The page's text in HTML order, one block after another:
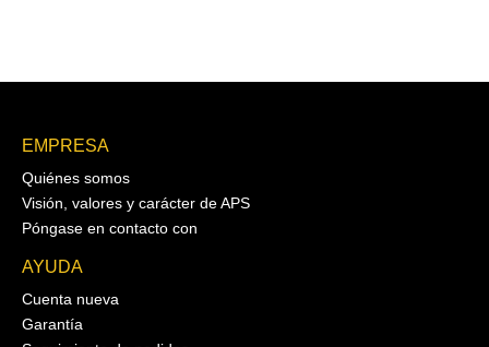
EMPRESA
Quiénes somos
Visión, valores y carácter de APS
Póngase en contacto con
AYUDA
Cuenta nueva
Garantía